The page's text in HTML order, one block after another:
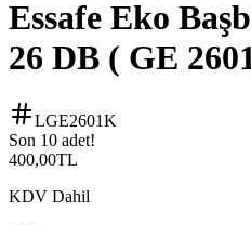
Essafe Eko
26 DB ( GE
LGE2601K
Son 10 adet!
400,00TL
KDV Dahil